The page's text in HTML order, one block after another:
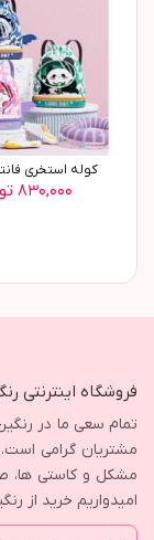
کوله استخری
۸۳۰,۰۰۰ تومان
فروشگاه اینترنتی
تمام سعی ما در
مشتریان گرامی
مشکل و کاستی ها،
امیدواریم خرید از